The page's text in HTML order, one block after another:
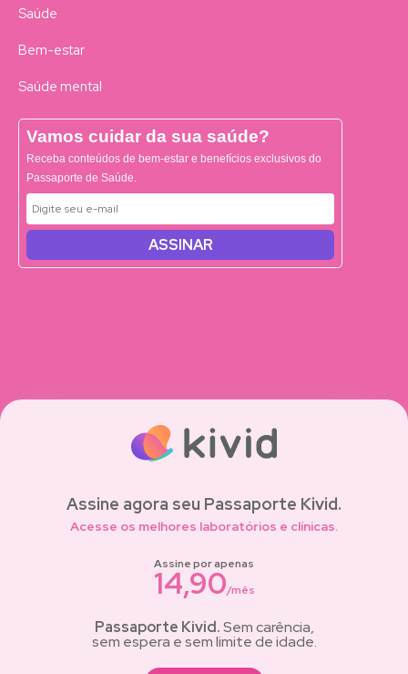
Saúde
Bem-estar
Saúde mental
Vamos cuidar da sua saúde?
Receba conteúdos de bem-estar e benefícios exclusivos do
Passaporte de Saúde.
ASSINAR
Assine agora seu Passaporte Kivid.
Acesse os melhores laboratórios e clínicas.
Assine por apenas
14,90/mês
Passaporte Kivid.Sem carência,
sem espera e sem limite de idade.